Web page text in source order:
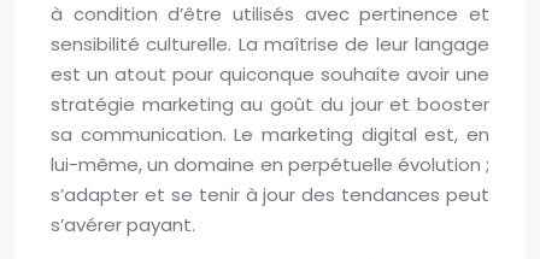
à condition d’être utilisés avec pertinence et
sensibilité culturelle. La maîtrise de leur langage
est un atout pour quiconque souhaite avoir une
stratégie marketing au goût du jour et booster
sa communication. Le marketing digital est, en
lui-même, un domaine en perpétuelle évolution ;
s’adapter et se tenir à jour des tendances peut
s’avérer payant.